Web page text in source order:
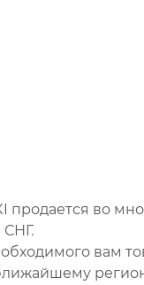
продается во
СНГ.
вам